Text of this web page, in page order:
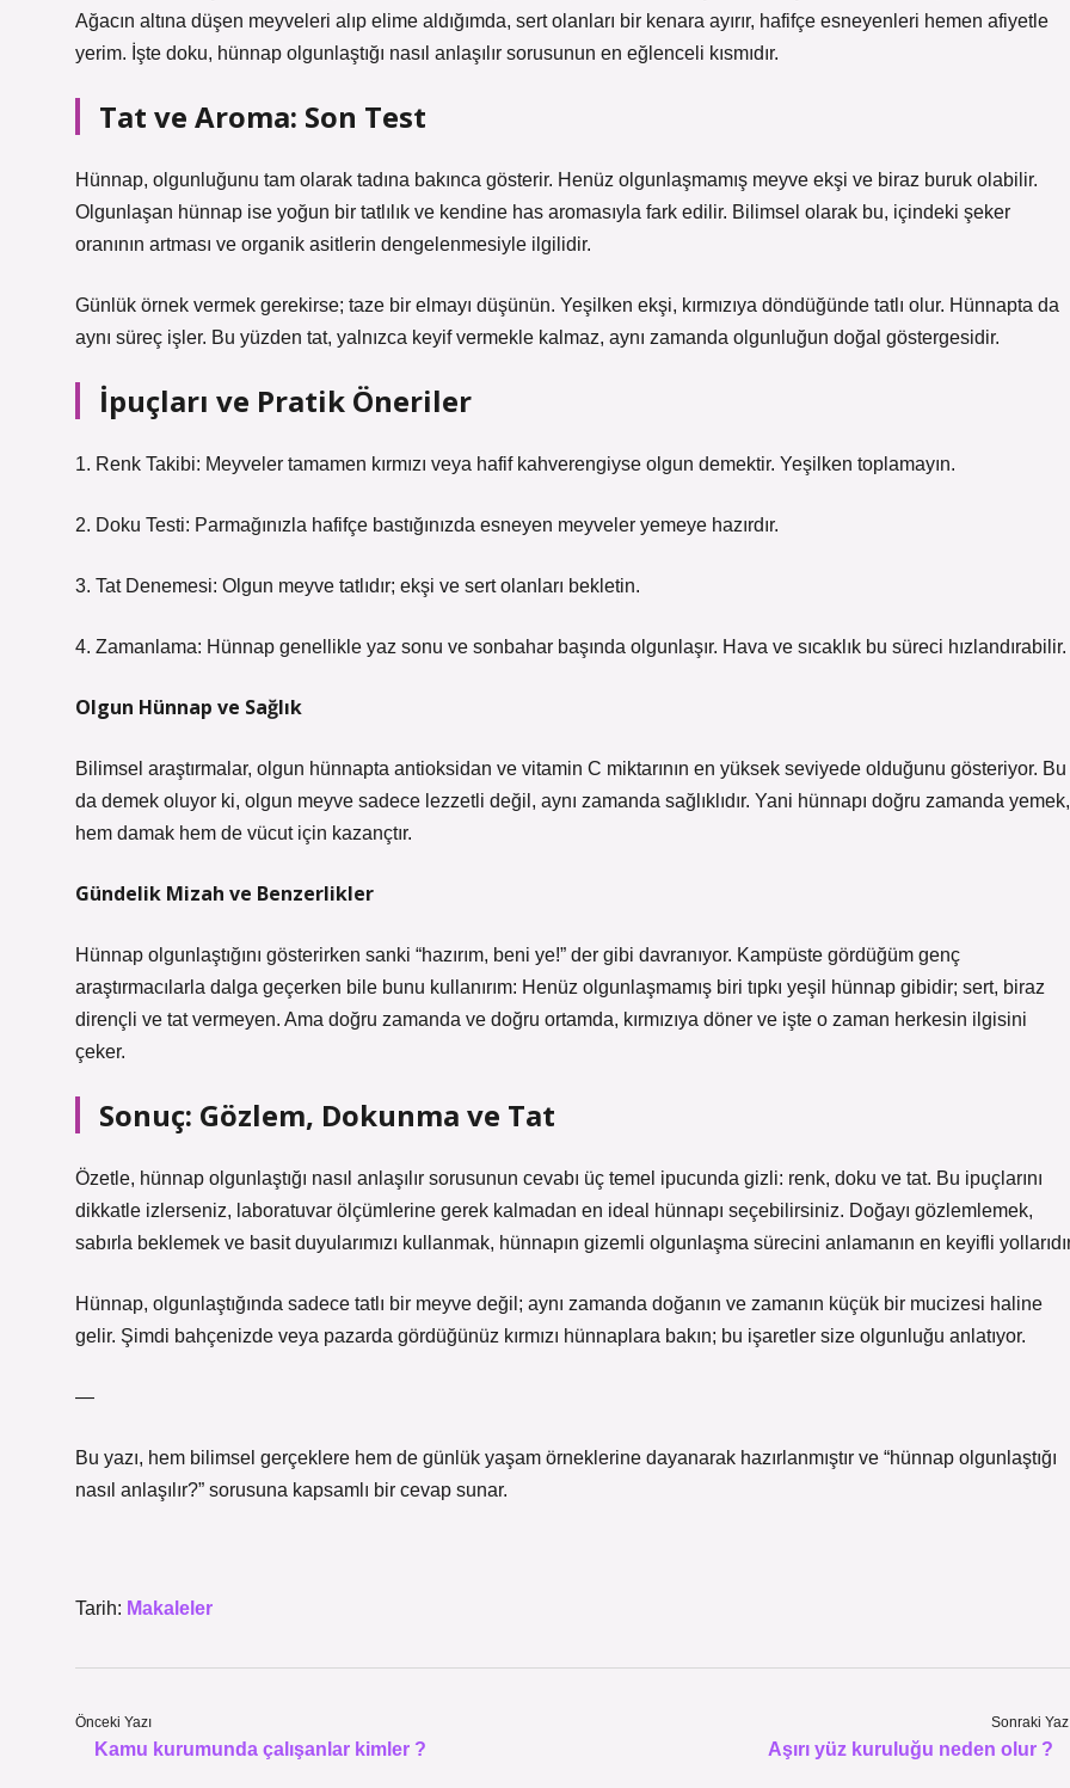
Ağacın altına düşen meyveleri alıp elime aldığımda, sert olanları bir kenara ayırır, hafifçe esneyenleri hemen afiyetle
yerim. İşte doku, hünnap olgunlaştığı nasıl anlaşılır sorusunun en eğlenceli kısmıdır.
Tat ve Aroma: Son Test
Hünnap, olgunluğunu tam olarak tadına bakınca gösterir. Henüz olgunlaşmamış meyve ekşi ve biraz buruk olabilir.
Olgunlaşan hünnap ise yoğun bir tatlılık ve kendine has aromasıyla fark edilir. Bilimsel olarak bu, içindeki şeker
oranının artması ve organik asitlerin dengelenmesiyle ilgilidir.
Günlük örnek vermek gerekirse; taze bir elmayı düşünün. Yeşilken ekşi, kırmızıya döndüğünde tatlı olur. Hünnapta da
aynı süreç işler. Bu yüzden tat, yalnızca keyif vermekle kalmaz, aynı zamanda olgunluğun doğal göstergesidir.
İpuçları ve Pratik Öneriler
1. Renk Takibi: Meyveler tamamen kırmızı veya hafif kahverengiyse olgun demektir. Yeşilken toplamayın.
2. Doku Testi: Parmağınızla hafifçe bastığınızda esneyen meyveler yemeye hazırdır.
3. Tat Denemesi: Olgun meyve tatlıdır; ekşi ve sert olanları bekletin.
4. Zamanlama: Hünnap genellikle yaz sonu ve sonbahar başında olgunlaşır. Hava ve sıcaklık bu süreci hızlandırabilir.
Olgun Hünnap ve Sağlık
Bilimsel araştırmalar, olgun hünnapta antioksidan ve vitamin C miktarının en yüksek seviyede olduğunu gösteriyor. Bu
da demek oluyor ki, olgun meyve sadece lezzetli değil, aynı zamanda sağlıklıdır. Yani hünnapı doğru zamanda yemek,
hem damak hem de vücut için kazançtır.
Gündelik Mizah ve Benzerlikler
Hünnap olgunlaştığını gösterirken sanki “hazırım, beni ye!” der gibi davranıyor. Kampüste gördüğüm genç
araştırmacılarla dalga geçerken bile bunu kullanırım: Henüz olgunlaşmamış biri tıpkı yeşil hünnap gibidir; sert, biraz
dirençli ve tat vermeyen. Ama doğru zamanda ve doğru ortamda, kırmızıya döner ve işte o zaman herkesin ilgisini
çeker.
Sonuç: Gözlem, Dokunma ve Tat
Özetle, hünnap olgunlaştığı nasıl anlaşılır sorusunun cevabı üç temel ipucunda gizli: renk, doku ve tat. Bu ipuçlarını
dikkatle izlerseniz, laboratuvar ölçümlerine gerek kalmadan en ideal hünnapı seçebilirsiniz. Doğayı gözlemlemek,
sabırla beklemek ve basit duyularımızı kullanmak, hünnapın gizemli olgunlaşma sürecini anlamanın en keyifli
Hünnap, olgunlaştığında sadece tatlı bir meyve değil; aynı zamanda doğanın ve zamanın küçük bir mucizesi haline
gelir. Şimdi bahçenizde veya pazarda gördüğünüz kırmızı hünnaplara bakın; bu işaretler size olgunluğu anlatıyor.
—
Bu yazı, hem bilimsel gerçeklere hem de günlük yaşam örneklerine dayanarak hazırlanmıştır ve “hünnap olgunlaştığı
nasıl anlaşılır?” sorusuna kapsamlı bir cevap sunar.
Tarih: Makaleler
Önceki Yazı
Kamu kurumunda çalışanlar kimler ?
Sonraki
Aşırı yüz kuruluğu neden olur ?